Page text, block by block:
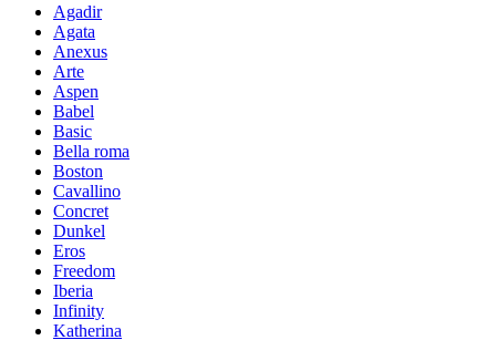
Agadir
Agata
Anexus
Arte
Aspen
Babel
Basic
Bella roma
Boston
Cavallino
Concret
Dunkel
Eros
Freedom
Iberia
Infinity
Katherina